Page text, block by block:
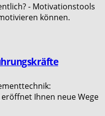
- Motivationstools
können.
Ihnen neue Wege